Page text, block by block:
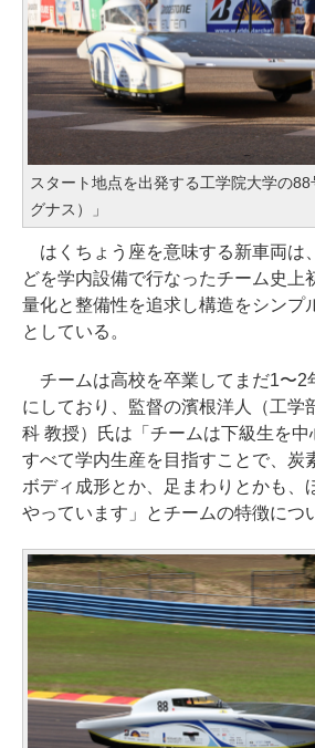
スタート地点を出発する工学院大学の
グナス）」
はくちょう座を意味する新車両は
どを学内設備で行なったチーム史上
量化と整備性を追求し構造をシンプ
としている。
チームは高校を卒業してまだ1〜2
にしており、監督の濱根洋人（工学
科 教授）氏は「チームは下級生を中
すべて学内生産を目指すことで、炭
ボディ成形とか、足まわりとかも、
やっています」とチームの特徴につ